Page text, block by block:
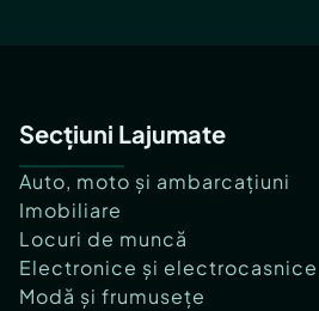
Secțiuni Lajumate
Auto, moto și ambarcațiuni
Imobiliare
Locuri de muncă
Electronice și electrocasnice
Modă și frumusețe